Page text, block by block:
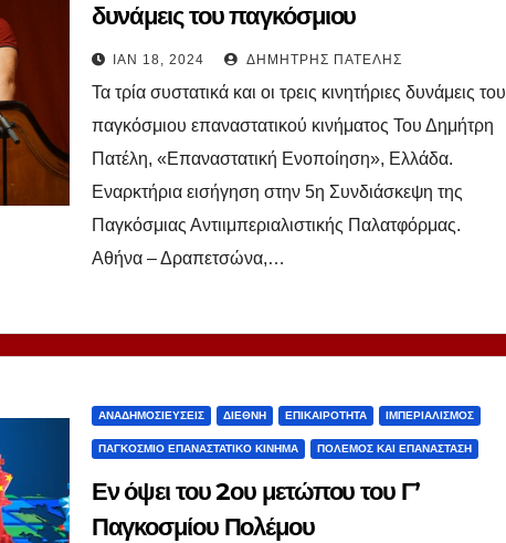
δυνάμεις του παγκόσμιου
επαναστατικού κινήματος. Δ. Πατέλης
ΙΑΝ 18, 2024 ΔΗΜΉΤΡΗΣ ΠΑΤΈΛΗΣ
Τα τρία συστατικά και οι τρεις κινητήριες δυνάμεις του
παγκόσμιου επαναστατικού κινήματος Του Δημήτρη
Πατέλη, «Επαναστατική Ενοποίηση», Ελλάδα.
Εναρκτήρια εισήγηση στην 5η Συνδιάσκεψη της
Παγκόσμιας Αντιιμπεριαλιστικής Παλατφόρμας.
Αθήνα – Δραπετσώνα,…
ΑΝΑΔΗΜΟΣΙΕΎΣΕΙΣ ΔΙΕΘΝΉ ΕΠΙΚΑΙΡΌΤΗΤΑ ΙΜΠΕΡΙΑΛΙΣΜΌΣ
ΠΑΓΚΌΣΜΙΟ ΕΠΑΝΑΣΤΑΤΙΚΌ ΚΊΝΗΜΑ ΠΌΛΕΜΟΣ ΚΑΙ ΕΠΑΝΆΣΤΑΣΗ
Εν όψει του 2ου μετώπου του Γ’
Παγκοσμίου Πολέμου